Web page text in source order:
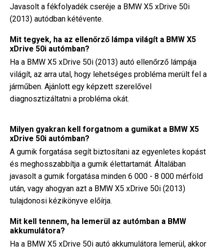
Javasolt a fékfolyadék cseréje a BMW X5 xDrive 50i
(2013) autódban kétévente.
Mit tegyek, ha az ellenőrző lámpa világít a BMW X5
xDrive 50i autómban?
Ha a BMW X5 xDrive 50i (2013) autó ellenőrző lámpája
világít, az arra utal, hogy lehetséges probléma merült fel a
járműben. Ajánlott egy képzett szerelővel
diagnosztizáltatni a probléma okát.
Milyen gyakran kell forgatnom a gumikat a BMW X5
xDrive 50i autómban?
A gumik forgatása segít biztosítani az egyenletes kopást
és meghosszabbítja a gumik élettartamát. Általában
javasolt a gumik forgatása minden 6 000 - 8 000 mérföld
után, vagy ahogyan azt a BMW X5 xDrive 50i (2013)
tulajdonosi kézikönyve előírja.
Mit kell tennem, ha lemerül az autómban a BMW
akkumulátora?
Ha a BMW X5 xDrive 50i autó akkumulátora lemerül, akkor